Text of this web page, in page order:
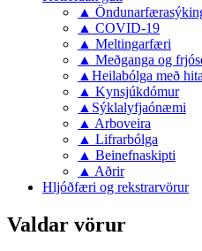
▲
▲ COVID-19
▲ Meltingarfæri
▲ Meðganga og
▲Heilabólga með hita
▲ Kynsjúkdómur
▲Sýklalyfjaónæmi
▲ Arboveira
▲ Lifrarbólga
▲ Beinefnaskipti
▲ Aðrir
Hljóðfæri og rekstrarvörur
Valdar vörur